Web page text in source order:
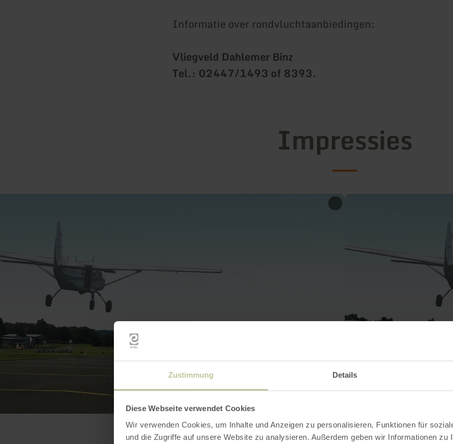
Zustimmung Details
Diese Webseite verwendet Cookies
Wir verwenden Cookies, um Inhalte und Anzeigen zu personalisieren, Funktionen für
und die Zugriffe auf unsere Website zu analysieren. Außerdem geben wir Informationen zu
Informatie over rondvluchtaanbiedingen:
Vliegveld Dahlemer Binz
Tel.: 02447/1493 of 8393.
Impressies